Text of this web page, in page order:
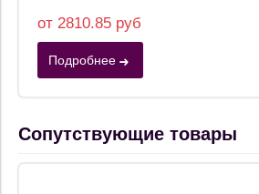
от 2810.85 руб
Подробнее
Сопутствующие товары